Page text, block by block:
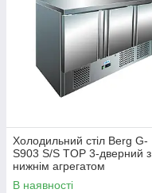
Холодильний стіл Berg G-
S903 S/S TOP 3-дверний з
нижнім агрегатом
В наявності